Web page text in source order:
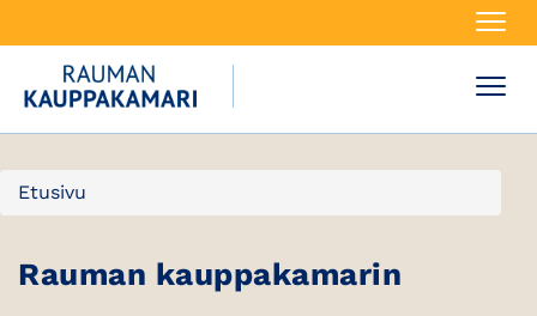
Etusivu
Rauman kauppakamarin